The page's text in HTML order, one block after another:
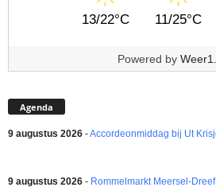
13/22°C 11/25°C
Powered by
Agenda
9 augustus 2026 -Accordeonmiddag bij Ut
9 augustus 2026 - Rommelmarkt Meersel-Dreef